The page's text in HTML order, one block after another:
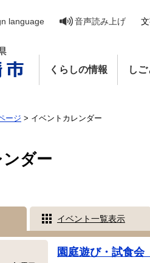
language 音声読み上げ
くらしの情報 し
ージ > イベントカレンダー
ダー
イベント一覧表示
園庭遊び・試食会